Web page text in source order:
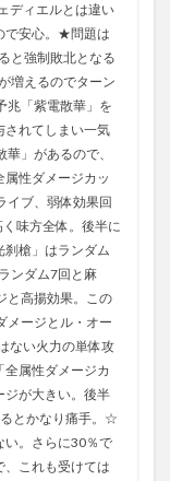
ディエルとは違い
で安心。★問題は
と強制敗北となる
増えるのでターン
兆「紫電散華」を
されてしまい一気
」があるので、
性ダメージカッ
イブ、弱体効果回
味方全体。後半に
刹槍」はランダム
ンダム7回と麻
と高揚効果。この
メージとル・オー
ない火力の単体攻
属性ダメージカ
が大きい。後半
とかなり痛手。☆
い。さらに30％で
これも受けては